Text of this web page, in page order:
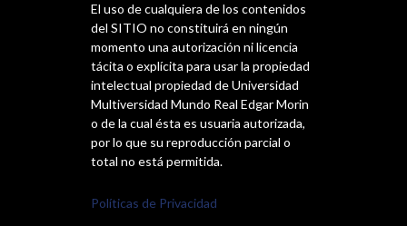
El uso de cualquiera de los contenidos
del SITIO no constituirá en ningún
momento una autorización ni licencia
tácita o explícita para usar la propiedad
intelectual propiedad de Universidad
Multiversidad Mundo Real Edgar Morin
o de la cual ésta es usuaria autorizada,
por lo que su reproducción parcial o
total no está permitida.
Políticas de Privacidad